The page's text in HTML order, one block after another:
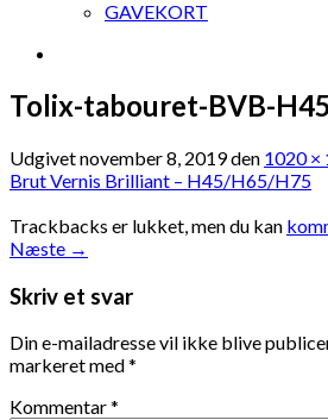
GAVEKORT
Tolix-tabouret-BVB-
Udgivetnovember 8, 2019den 1020 ×
Brut Vernis Brilliant – H45/H65/H75
Trackbacks er lukket, men du kan
Næste →
Skriv et svar
Din e-mailadresse vil ikke blive
markeret med*
Kommentar*